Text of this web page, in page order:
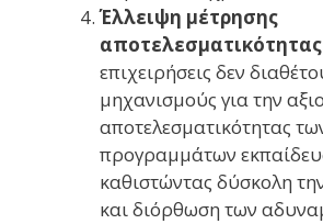
Έλλειψη μέτρησης
αποτελεσματικότητας
επιχειρήσεις δεν
μηχανισμούς για την
αποτελεσματικότητας
προγραμμάτων
καθιστώντας δύσκολη
και διόρθωση των